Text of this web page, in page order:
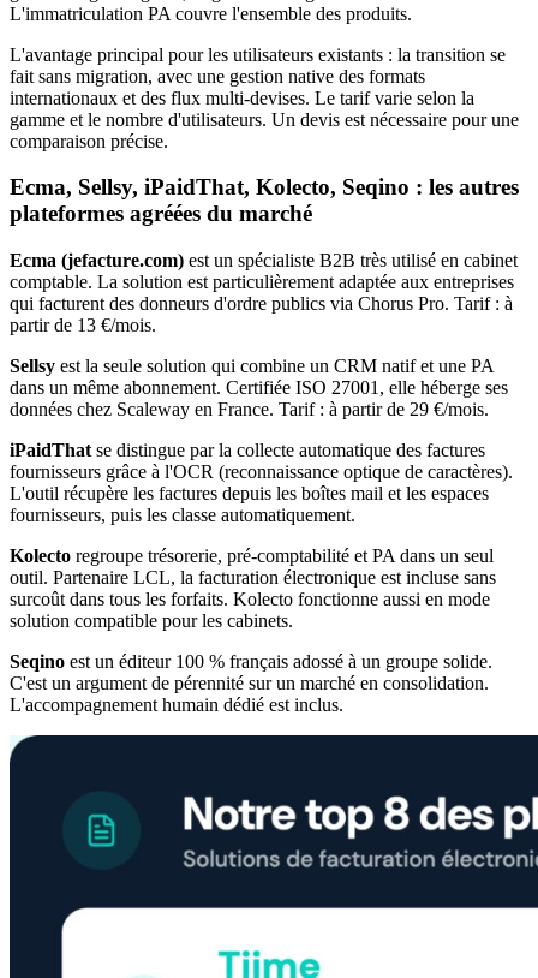
L'immatriculation PA couvre l'ensemble des produits.
L'avantage principal pour les utilisateurs existants : la transition se
fait sans migration, avec une gestion native des formats
internationaux et des flux multi-devises. Le tarif varie selon la
gamme et le nombre d'utilisateurs. Un devis est nécessaire pour une
comparaison précise.
Ecma, Sellsy, iPaidThat, Kolecto, Seqino : les autres
plateformes agréées du marché
Ecma (jefacture.com) est un spécialiste B2B très utilisé en cabinet
comptable. La solution est particulièrement adaptée aux entreprises
qui facturent des donneurs d'ordre publics via Chorus Pro. Tarif : à
partir de 13 €/mois.
Sellsy est la seule solution qui combine un CRM natif et une PA
dans un même abonnement. Certifiée ISO 27001, elle héberge ses
données chez Scaleway en France. Tarif : à partir de 29 €/mois.
iPaidThat se distingue par la collecte automatique des factures
fournisseurs grâce à l'OCR (reconnaissance optique de caractères).
L'outil récupère les factures depuis les boîtes mail et les espaces
fournisseurs, puis les classe automatiquement.
Kolecto regroupe trésorerie, pré-comptabilité et PA dans un seul
outil. Partenaire LCL, la facturation électronique est incluse sans
surcoût dans tous les forfaits. Kolecto fonctionne aussi en mode
solution compatible pour les cabinets.
Seqino est un éditeur 100 % français adossé à un groupe solide.
C'est un argument de pérennité sur un marché en consolidation.
L'accompagnement humain dédié est inclus.